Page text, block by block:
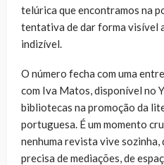
telúrica que encontramos na
tentativa de dar forma visível
indizível.
O número fecha com uma
com Iva Matos, disponível no
bibliotecas na promoção da
portuguesa. É um momento
nenhuma revista vive sozinha,
precisa de mediações, de